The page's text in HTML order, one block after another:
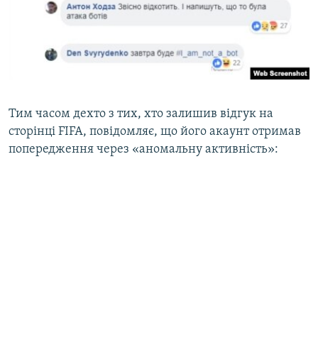
Тим часом дехто з тих, хто залишив відгук на
сторінці FIFA, повідомляє, що його акаунт отримав
попередження через «аномальну активність»: